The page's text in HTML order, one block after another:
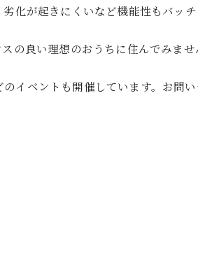
化が起きにくいなど機能性もバッ
の良い理想のおうちに住んでみま
イベントも開催しています。お問